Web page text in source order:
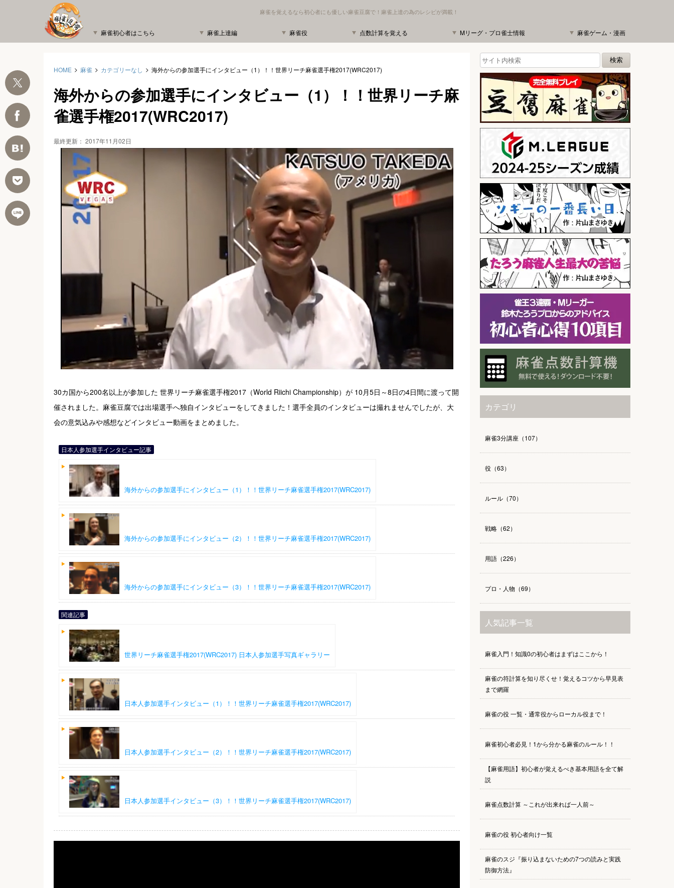
麻雀を覚えるなら初心者にも優しい麻雀豆腐で！麻雀上達の為のレシピが満載！
麻雀初心者はこちら 麻雀上達編 麻雀役 点数計算を覚える Mリーグ・プロ雀士情報 麻雀ゲーム・漫画
HOME 麻雀 カテゴリーなし 海外からの参加選手にインタビュー（1）！！世界リーチ麻雀選手権2017(WRC2017)
海外からの参加選手にインタビュー（1）！！世界リーチ麻
雀選手権2017(WRC2017)
最終更新： 2017年11月02日
30カ国から200名以上が参加した 世界リーチ麻雀選手権2017（World Riichi Championship）が 10月5日～8日の4日間に渡って開
催されました。麻雀豆腐では出場選手へ独自インタビューをしてきました！選手全員のインタビューは撮れませんでしたが、大
会の意気込みや感想などインタビュー動画をまとめました。
日本人参加選手インタビュー記事
海外からの参加選手にインタビュー（1）！！世界リーチ麻雀選手権2017(WRC2017)
海外からの参加選手にインタビュー（2）！！世界リーチ麻雀選手権2017(WRC2017)
海外からの参加選手にインタビュー（3）！！世界リーチ麻雀選手権2017(WRC2017)
関連記事
世界リーチ麻雀選手権2017(WRC2017) 日本人参加選手写真ギャラリー
日本人参加選手インタビュー（1）！！世界リーチ麻雀選手権2017(WRC2017)
日本人参加選手インタビュー（2）！！世界リーチ麻雀選手権2017(WRC2017)
日本人参加選手インタビュー（3）！！世界リーチ麻雀選手権2017(WRC2017)
カテゴリ
麻雀3分講座（107）
役（63）
ルール（70）
戦略（62）
用語（226）
プロ・人物（69）
人気記事一覧
麻雀入門！知識0の初心者はまずはここから！
麻雀の符計算を知り尽くせ！覚えるコツから早見表
まで網羅
麻雀の役 一覧・通常役からローカル役まで！
麻雀初心者必見！1から分かる麻雀のルール！！
【麻雀用語】初心者が覚えるべき基本用語を全て解
説
麻雀点数計算 ～これが出来れば一人前～
麻雀の役 初心者向け一覧
麻雀のスジ『振り込まないための7つの読みと実践
防御方法』